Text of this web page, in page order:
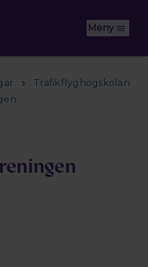
Meny
Trafikflyghögskolan